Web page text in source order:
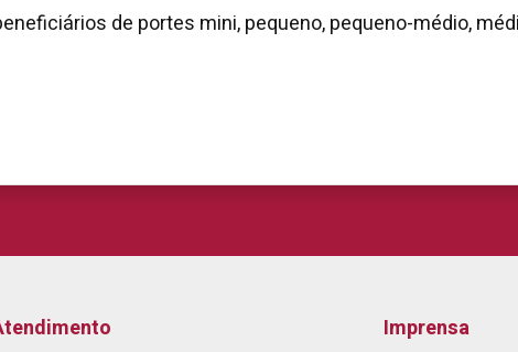
de portes mini, pequeno, pequeno-médio,
Imprensa